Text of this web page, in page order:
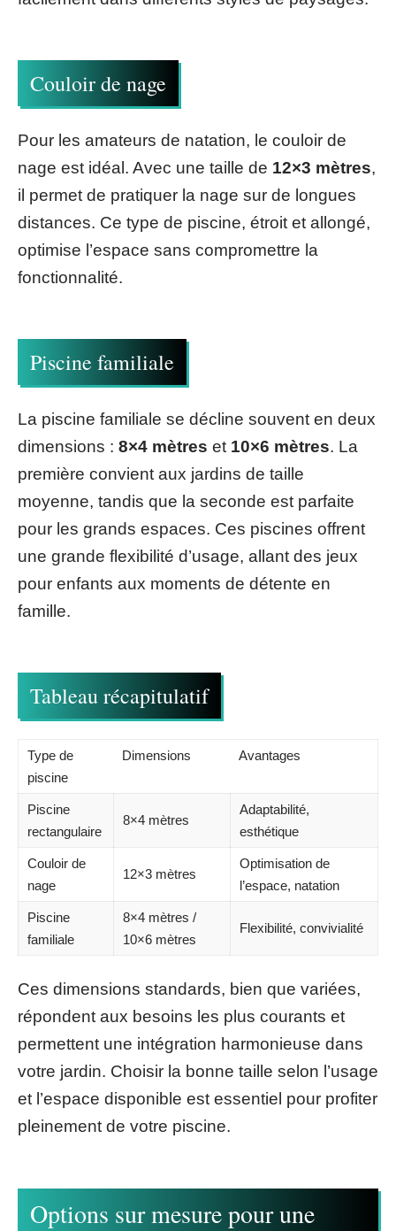
Couloir de nage
Pour les amateurs de natation, le couloir de
nage est idéal. Avec une taille de 12×3 mètres,
il permet de pratiquer la nage sur de longues
distances. Ce type de piscine, étroit et allongé,
optimise l’espace sans compromettre la
fonctionnalité.
Piscine familiale
La piscine familiale se décline souvent en deux
dimensions : 8×4 mètres et 10×6 mètres. La
première convient aux jardins de taille
moyenne, tandis que la seconde est parfaite
pour les grands espaces. Ces piscines offrent
une grande flexibilité d’usage, allant des jeux
pour enfants aux moments de détente en
famille.
Tableau récapitulatif
Type de
piscine
Dimensions Avantages
Piscine
rectangulaire
8×4 mètres
Adaptabilité,
esthétique
Couloir de
nage
12×3 mètres
Optimisation de
l’espace, natation
Piscine
familiale
8×4 mètres /
10×6 mètres
Flexibilité, convivialité
Ces dimensions standards, bien que variées,
répondent aux besoins les plus courants et
permettent une intégration harmonieuse dans
votre jardin. Choisir la bonne taille selon l’usage
et l’espace disponible est essentiel pour profiter
pleinement de votre piscine.
Options sur mesure pour une